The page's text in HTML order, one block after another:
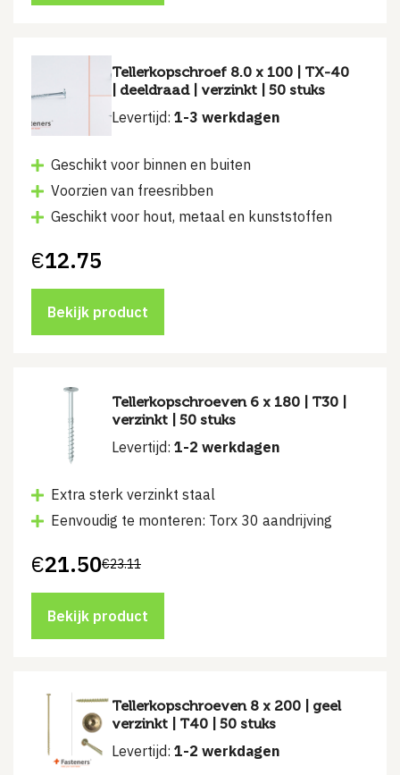
Tellerkopschroef 8.0 x 100 | TX-40
| deeldraad | verzinkt | 50 stuks
Levertijd: 1-3 werkdagen
Geschikt voor binnen en buiten
Voorzien van freesribben
Geschikt voor hout, metaal en kunststoffen
€12.75
Bekijk product
Tellerkopschroeven 6 x 180 | T30 |
verzinkt | 50 stuks
Levertijd: 1-2 werkdagen
Extra sterk verzinkt staal
Eenvoudig te monteren: Torx 30 aandrijving
€23.11
Oorspronkelijke
was:
€23.11.
€21.50
Huidige
is:
€21.50.
Bekijk product
Tellerkopschroeven 8 x 200 | geel
verzinkt | T40 | 50 stuks
Levertijd: 1-2 werkdagen